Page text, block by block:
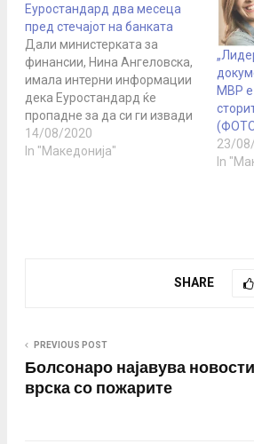
Еуростандард два месеца
пред стечајот на банката
Дали министерката за
финансии, Нина Ангеловска,
имала интерни информации
дека Еуростандард ќе
пропадне за да си ги извади
парите навреме, прашуваат
од телевизиjа „Алфа“. Како
промена на состојбата на
14/08/2020
In "Македонија"
МВР е
23/
In
SHARE
PREVIOUS POST
Болсонаро најавува
врска со пожарите